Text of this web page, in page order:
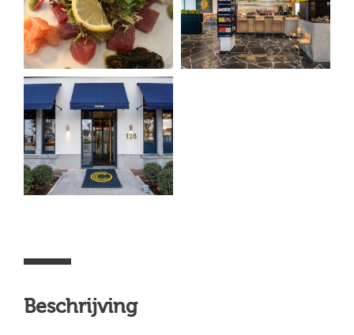
Beschrijving